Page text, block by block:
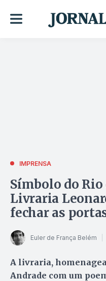
IMPRENSA
Símbolo do
Livraria
fechar as
Euler de França Belém
A livraria,
Andrade com um